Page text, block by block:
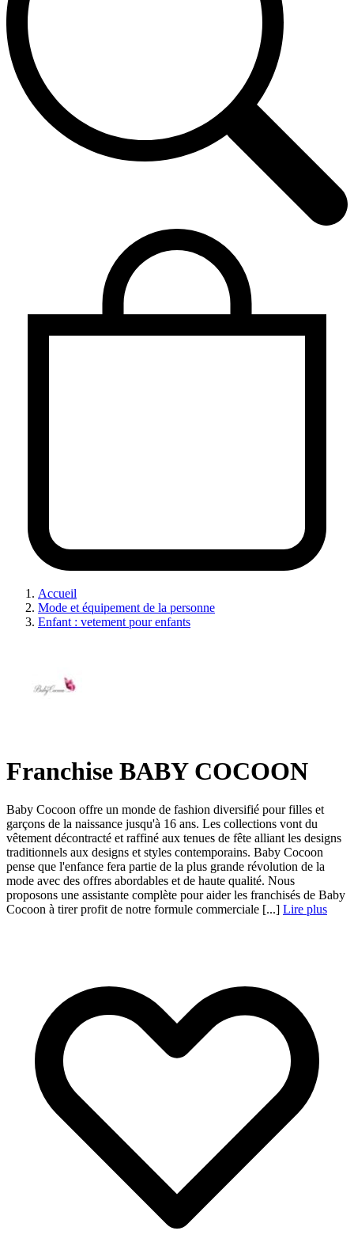
Accueil
Mode et équipement de la personne
Enfant : vetement pour enfants
Franchise BABY COCOON
Baby Cocoon offre un monde de fashion diversifié pour filles et
garçons de la naissance jusqu'à 16 ans. Les collections vont du
vêtement décontracté et raffiné aux tenues de fête alliant les designs
traditionnels aux designs et styles contemporains. Baby Cocoon
pense que l'enfance fera partie de la plus grande révolution de la
mode avec des offres abordables et de haute qualité. Nous
proposons une assistante complète pour aider les franchisés de Baby
Cocoon à tirer profit de notre formule commerciale [...] Lire plus